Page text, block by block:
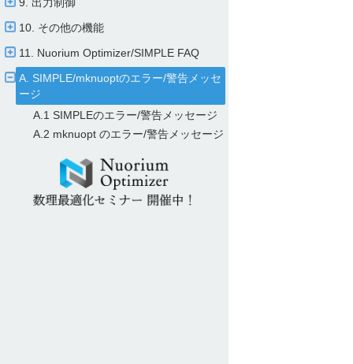
10. その他の機能
11. Nuorium Optimizer/​SIMPLE FAQ
A. SIMPLE/​mknuoptのエラー/​警告メッセ
ージ
A.1 SIMPLEのエラー/​警告メッセージ
A.2 mknuopt のエラー/​警告メッセージ